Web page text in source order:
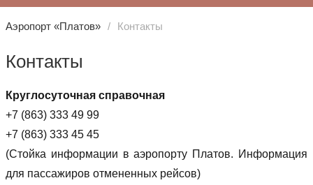
Аэропорт «Платов» Контакты
Контакты
Круглосуточная справочная
+7 (863) 333 49 99
+7 (863) 333 45 45
(Стойка информации в аэропорту Платов. Информация
для пассажиров отмененных рейсов)